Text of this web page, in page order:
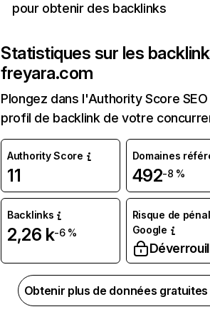
pour obtenir des backlinks
Statistiques sur les
freyara.com
Plongez dans l'Authority Score
profil de backlink de votre
Authority Score
11
Domaines
492-8 %
Backlinks
2,26 k-6 %
Risque de
Google
Obtenir plus de données